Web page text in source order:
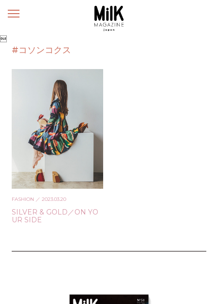
メ

#コソンコクス
FASHION ／ 2023.03.20
SILVER & GOLD／ON YO
UR SIDE